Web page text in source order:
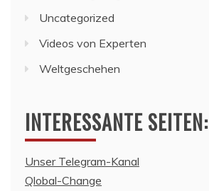
Uncategorized
Videos von Experten
Weltgeschehen
INTERESSANTE SEITEN:
Unser Telegram-Kanal
Qlobal-Change